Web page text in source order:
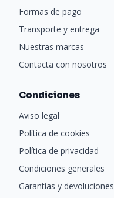
Formas de pago
Transporte y entrega
Nuestras marcas
Contacta con nosotros
Condiciones
Aviso legal
Política de cookies
Política de privacidad
Condiciones generales
Garantías y devoluciones